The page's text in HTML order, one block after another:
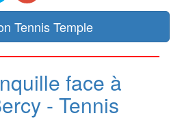
Tennis Temple
face à
- Tennis